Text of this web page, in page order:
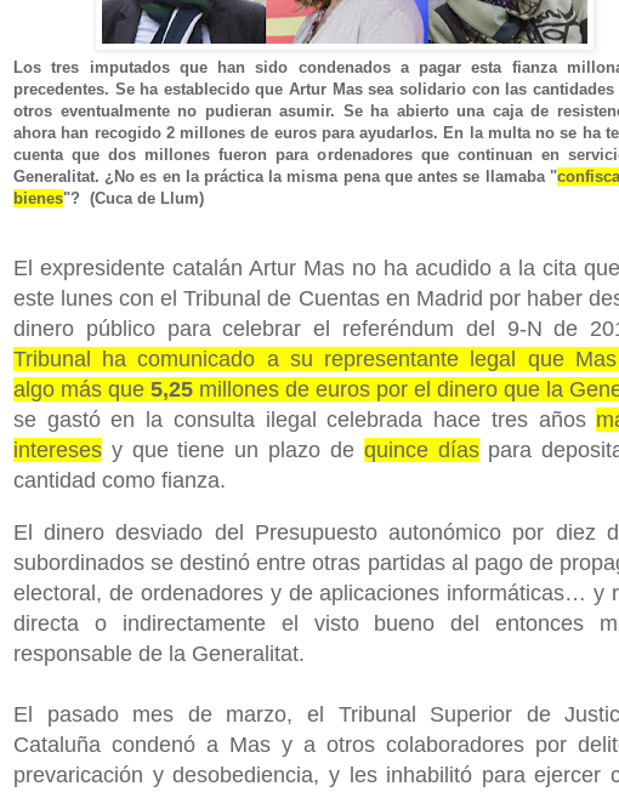
Los tres imputados que han sido condenados a pagar esta fianza
precedentes. Se ha establecido que Artur Mas sea solidario con las
otros eventualmente no pudieran asumir. Se ha abierto una caja de
ahora han recogido 2 millones de euros para ayudarlos. En la multa no se ha
cuenta que dos millones fueron para ordenadores que continuan en
Generalitat. ¿No es en la práctica la misma pena que antes se llamaba "
bienes"? (Cuca de Llum)
El expresidente catalán Artur Mas no ha acudido a la cita
este lunes con el Tribunal de Cuentas en Madrid por haber
dinero público para celebrar el referéndum del 9-N de
Tribunal ha comunicado a su representante legal que
algo más que 5,25 millones de euros por el dinero que la
se gastó en la consulta ilegal celebrada hace tres años
intereses y que tiene un plazo de quince díaspara
cantidad como fianza.
El dinero desviado del Presupuesto autonómico por diez
subordinados se destinó entre otras partidas al pago de
electoral, de ordenadores y de aplicaciones informáticas… y
directa o indirectamente el visto bueno del entonces
responsable de la Generalitat.
El pasado mes de marzo, el Tribunal Superior de
Cataluña condenó a Mas y a otros colaboradores por
prevaricación y desobediencia, y les inhabilitó para ejercer